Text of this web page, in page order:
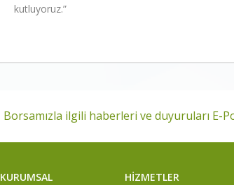
kutluyoruz.”
Borsamızla ilgili haberleri ve duyuruları E-
KURUMSAL HİZMETLER